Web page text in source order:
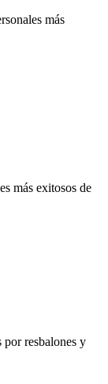
más
más exitosos de
por resbalones y